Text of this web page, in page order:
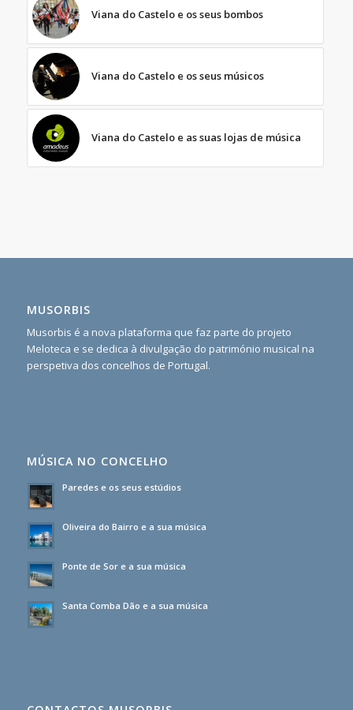
Viana do Castelo e os seus bombos
Viana do Castelo e os seus músicos
Viana do Castelo e as suas lojas de música
MUSORBIS
Musorbis é a nova plataforma que faz parte do projeto
Meloteca e se dedica à divulgação do património musical na
perspetiva dos concelhos de Portugal.
MÚSICA NO CONCELHO
Paredes e os seus estúdios
Oliveira do Bairro e a sua música
Ponte de Sor e a sua música
Santa Comba Dão e a sua música